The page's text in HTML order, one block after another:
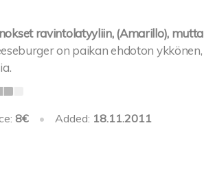
ravintolatyyliin, (Amarillo), mutta
on paikan ehdoton ykkönen,
8€ • Added: 18.11.2011